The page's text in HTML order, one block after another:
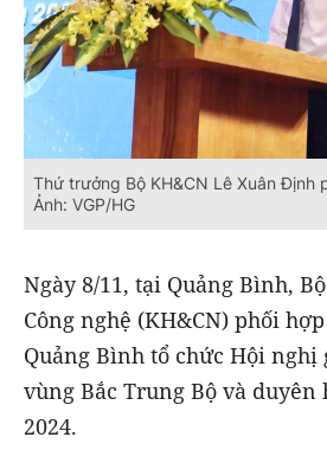
Thứ trưởng Bộ KH&CN Lê Xuân Định
Ảnh: VGP/HG
Ngày 8/11, tại Quảng Bình,
Công nghệ (KH&CN) phối
Quảng Bình tổ chức Hội nghị
vùng Bắc Trung Bộ và
2024.